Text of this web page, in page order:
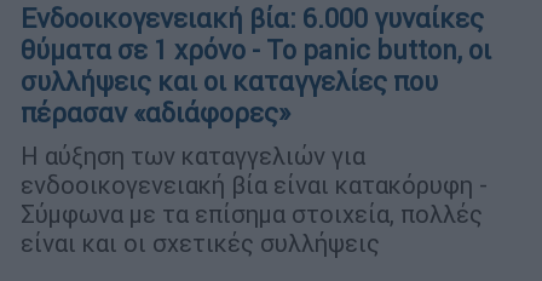
Ενδοοικογενειακή βία: 6.000 γυναίκες
θύματα σε 1 χρόνο - Το panic button, οι
συλλήψεις και οι καταγγελίες που
πέρασαν «αδιάφορες»
Η αύξηση των καταγγελιών για
ενδοοικογενειακή βία είναι κατακόρυφη -
Σύμφωνα με τα επίσημα στοιχεία, πολλές
είναι και οι σχετικές συλλήψεις